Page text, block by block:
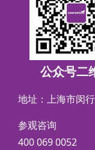
公众号二
地址：上海市闵
参观咨询
400 069 0052